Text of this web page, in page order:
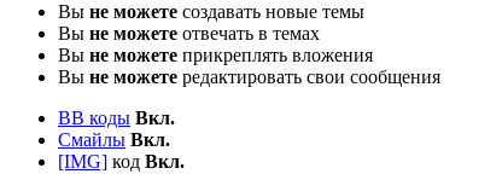
Вы не можете создавать новые темы
Вы не можете отвечать в темах
Вы не можете прикреплять вложения
Вы не можете редактировать свои сообщения
BB коды Вкл.
Смайлы Вкл.
[IMG] код Вкл.